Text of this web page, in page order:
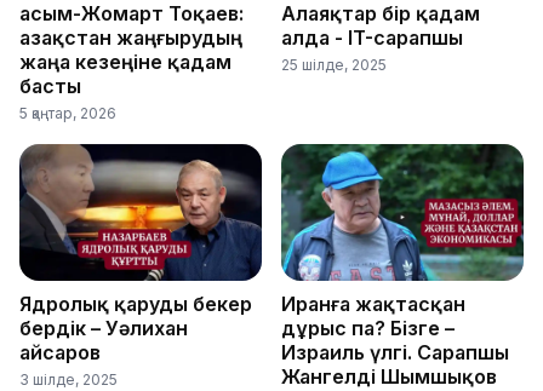
Қасым-Жомарт Тоқаев:
Қазақстан жаңғырудың
жаңа кезеңіне қадам
басты
5 қаңтар, 2026
Алаяқтар бір қадам
алда - IT-сарапшы
25 шілде, 2025
Ядролық қаруды бекер
бердік – Уәлихан
Қайсаров
3 шілде, 2025
Иранға жақтасқан
дұрыс па? Бізге –
Израиль үлгі. Сарапшы
Жангелді Шымшықов